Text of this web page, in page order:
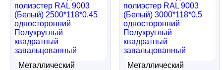
Другие товары
Металлический
Металлический